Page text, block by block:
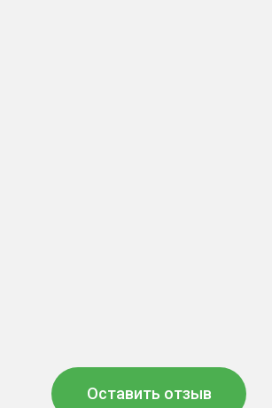
Оставить отзыв